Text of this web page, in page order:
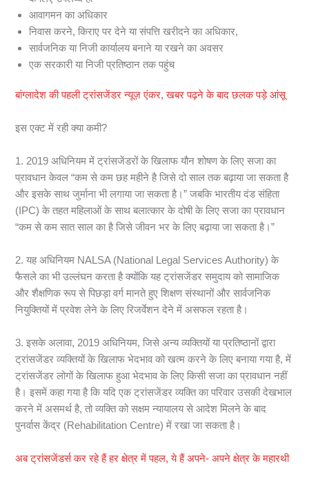
आवागमन का अधिकार
निवास करने, किराए पर देने या संपत्ति खरीदने का अधिकार,
सार्वजनिक या निजी कार्यालय बनाने या रखने का अवसर
एक सरकारी या निजी प्रतिष्ठान तक पहुंच
बांग्लादेश की पहली ट्रांसजेंडर न्यूज़ एंकर, खबर पढ़ने के बाद छलक पड़े आंसू
इस एक्ट में रही क्या कमी?
1. 2019 अधिनियम में ट्रांसजेंडरों के खिलाफ यौन शोषण के लिए सजा का
प्रावधान केवल “कम से कम छह महीने है जिसे दो साल तक बढ़ाया जा सकता है
और इसके साथ जुर्माना भी लगाया जा सकता है।” जबकि भारतीय दंड संहिता
(IPC) के तहत महिलाओं के साथ बलात्कार के दोषी के लिए सजा का प्रावधान
“कम से कम सात साल का है जिसे जीवन भर के लिए बढ़ाया जा सकता है।”
2. यह अधिनियम NALSA (National Legal Services Authority) के
फैसले का भी उल्लंघन करता है क्योंकि यह ट्रांसजेंडर समुदाय को सामाजिक
और शैक्षणिक रूप से पिछड़ा वर्ग मानते हुए शिक्षण संस्थानों और सार्वजनिक
नियुक्तियों में प्रवेश लेने के लिए रिजर्वेशन देने में असफल रहता है।
3. इसके अलावा, 2019 अधिनियम, जिसे अन्य व्यक्तियों या प्रतिष्ठानों द्वारा
ट्रांसजेंडर व्यक्तियों के खिलाफ भेदभाव को खत्म करने के लिए बनाया गया है, में
ट्रांसजेंडर लोगों के खिलाफ हुआ भेदभाव के लिए किसी सजा का प्रावधान नहीं
है। इसमें कहा गया है कि यदि एक ट्रांसजेंडर व्यक्ति का परिवार उसकी देखभाल
करने में असमर्थ है, तो व्यक्ति को सक्षम न्यायालय से आदेश मिलने के बाद
पुनर्वास केंद्र (Rehabilitation Centre) में रखा जा सकता है।
अब ट्रांसजेंडर्स कर रहे हैं हर क्षेत्र में पहल, ये हैं अपने- अपने क्षेत्र के महारथी